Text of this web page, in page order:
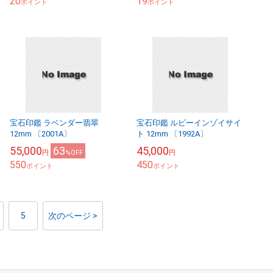
ポイント ポイント
宝石印鑑 ラベンダー翡翠
12mm 〔2001A〕
55,000円 63%OFF
550ポイント
宝石印鑑 ルビーインゾイサイ
ト 12mm 〔1992A〕
45,000円
450ポイント
5 次のページ >